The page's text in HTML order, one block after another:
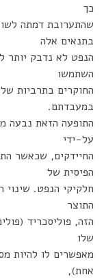
כך
שהתערובת דמתה
בתנאים אלה
הנפט לא נדבק יותר
השתמשו
החוקרים בתרביות
במעבדתם.
התופעה הזאת נבעה
על-ידי
החיידקים, שכאשר
הפיסית של
חלקיקי הנפט.
התוצר
הזה, פוליסכריד
שלו
מאפשרים לו להיות
אחת),